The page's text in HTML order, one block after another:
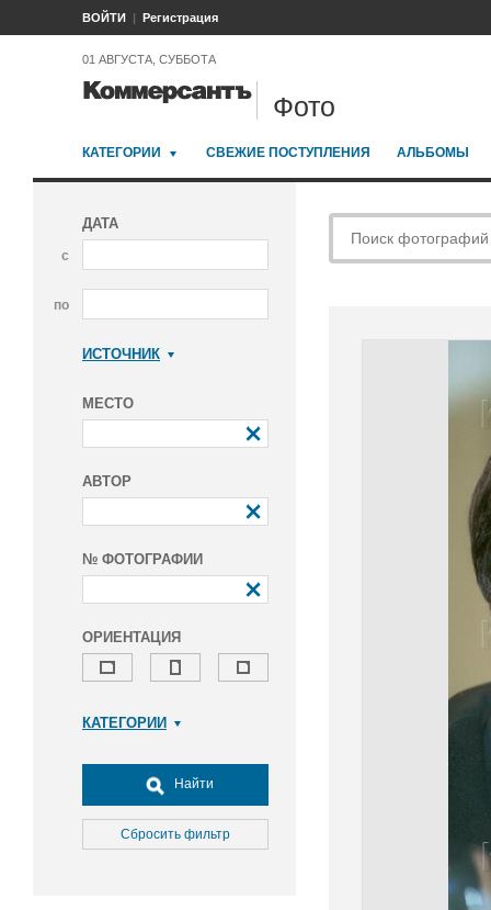
ВОЙТИ Регистрация
01 АВГУСТА, СУББОТА
Фото
КАТЕГОРИИ СВЕЖИЕ ПОСТУПЛЕНИЯ АЛЬБОМЫ
ДАТА
с
по
ИСТОЧНИК
МЕСТО
АВТОР
№ ФОТОГРАФИИ
ОРИЕНТАЦИЯ
КАТЕГОРИИ
Досуг, туризм и отдых
Культура
Медицина
Найти
Сбросить фильтр